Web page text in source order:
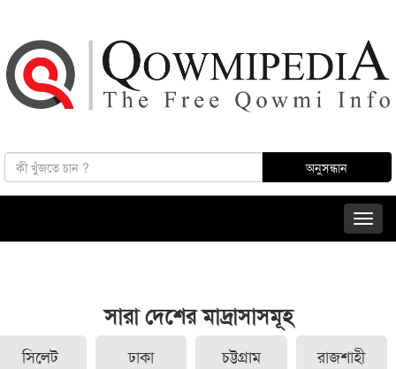
সারা দেশের মাদ্রাসাসমূহ
সিলেট ঢাকা চট্টগ্রাম রাজশাহী